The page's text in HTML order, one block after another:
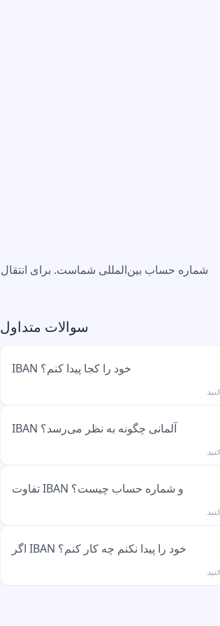
سوالات متداول
IBAN خود را کجا پیدا کنم؟
IBAN روی صورت‌حساب‌های بانکی، کارت بانکی، در اپلیکیشن
بانک قرار دارد. معمولاً بالای صفحه اول
IBAN آلمانی چگونه به نظر می‌رسد؟
IBAN آلمانی همیشه با 'DE' شروع می‌شود و در مجموع ۲۲
تفاوت IBAN و شماره حساب چیست؟
IBAN نسخه جدید بین‌المللی شماره حساب شماست. شماره
بانک را شامل می‌شود. امروزه تقریباً همه
اگر IBAN خود را پیدا نکنم چه کار کنم؟